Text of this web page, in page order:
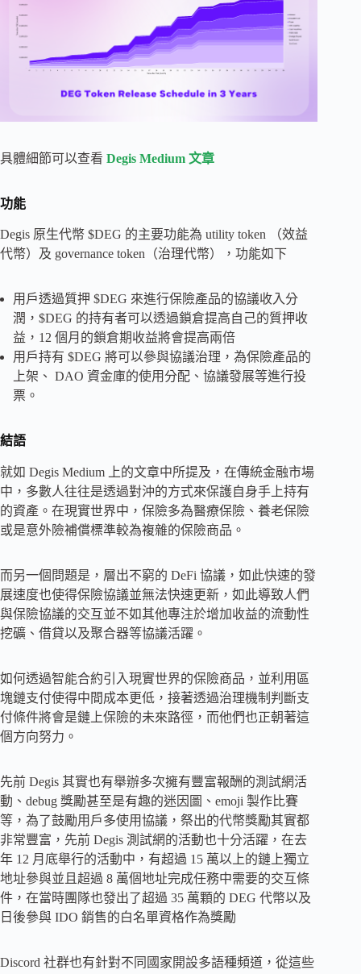
具體細節可以查看 Degis Medium 文章
功能
Degis 原生代幣 $DEG 的主要功能為 utility token （效益
代幣）及 governance token（治理代幣），功能如下
用戶透過質押 $DEG 來進行保險產品的協議收入分
潤，$DEG 的持有者可以透過鎖倉提高自己的質押收
益，12 個月的鎖倉期收益將會提高兩倍
用戶持有 $DEG 將可以參與協議治理，為保險產品的
上架、 DAO 資金庫的使用分配、協議發展等進行投
票。
結語
就如 Degis Medium 上的文章中所提及，在傳統金融市場
中，多數人往往是透過對沖的方式來保護自身手上持有
的資產。在現實世界中，保險多為醫療保險、養老保險
或是意外險補償標準較為複雜的保險商品。
而另一個問題是，層出不窮的 DeFi 協議，如此快速的發
展速度也使得保險協議並無法快速更新，如此導致人們
與保險協議的交互並不如其他專注於增加收益的流動性
挖礦、借貸以及聚合器等協議活躍。
如何透過智能合約引入現實世界的保險商品，並利用區
塊鏈支付使得中間成本更低，接著透過治理機制判斷支
付條件將會是鏈上保險的未來路徑，而他們也正朝著這
個方向努力。
先前 Degis 其實也有舉辦多次擁有豐富報酬的測試網活
動、debug 獎勵甚至是有趣的迷因圖、emoji 製作比賽
等，為了鼓勵用戶多使用協議，祭出的代幣獎勵其實都
非常豐富，先前 Degis 測試網的活動也十分活躍，在去
年 12 月底舉行的活動中，有超過 15 萬以上的鏈上獨立
地址參與並且超過 8 萬個地址完成任務中需要的交互條
件，在當時團隊也發出了超過 35 萬顆的 DEG 代幣以及
日後參與 IDO 銷售的白名單資格作為獎勵
Discord 社群也有針對不同國家開設多語種頻道，從這些